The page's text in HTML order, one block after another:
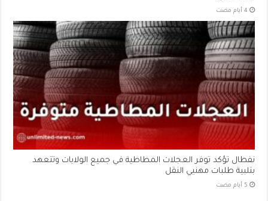
نفطال تؤكد توفر العجلات المطاطية في جميع الولايات وتتعهد
بتلبية طلبات مهنيي النقل